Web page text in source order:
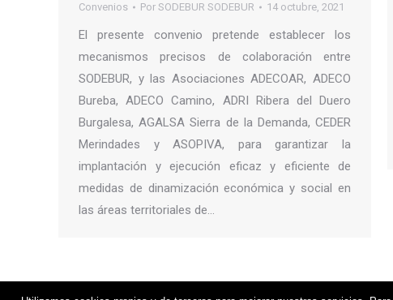
Convenios Por SODEBUR SODEBUR 14 octubre, 2021
El presente convenio pretende establecer los
mecanismos precisos de colaboración entre
SODEBUR, y las Asociaciones ADECOAR, ADECO
Bureba, ADECO Camino, ADRI Ribera del Duero
Burgalesa, AGALSA Sierra de la Demanda, CEDER
Merindades y ASOPIVA, para garantizar la
implantación y ejecución eficaz y eficiente de
medidas de dinamización económica y social en
las áreas territoriales de…